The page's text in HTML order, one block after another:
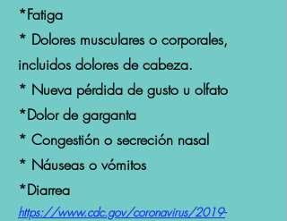
*Fatiga
* Dolores musculares o corporales,
incluidos dolores de cabeza.
* Nueva pérdida de gusto u olfato
*Dolor de garganta
* Congestión o secreción nasal
* Náuseas o vómitos
*Diarrea
https://www.cdc.gov/coronavirus/2019-